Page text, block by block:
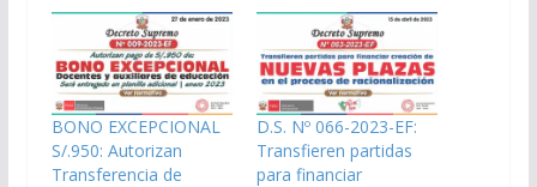
BONO EXCEPCIONAL
S/.950: Autorizan
Transferencia de
D.S. Nº 066-2023-EF:
Transfieren partidas
para financiar